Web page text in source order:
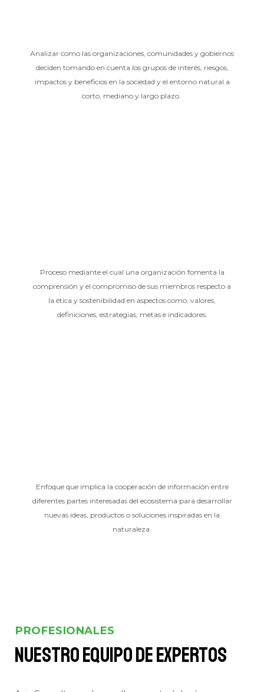
Analizar como las organizaciones, comunidades y gobiernos
deciden tomando en cuenta los grupos de interés, riesgos,
impactos y beneficios en la sociedad y el entorno natural a
corto, mediano y largo plazo.
Proceso mediante el cual una organización fomenta la
comprensión y el compromiso de sus miembros respecto a
la ética y sostenibilidad en aspectos como: valores,
definiciones, estrategias, metas e indicadores.
Enfoque que implica la cooperación de información entre
diferentes partes interesadas del ecosistema para desarrollar
nuevas ideas, productos o soluciones inspiradas en la
naturaleza.
PROFESIONALES
Nuestro equipo de expertos